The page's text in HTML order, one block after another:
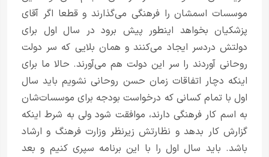
موسسات اسمشان را فرهنگی می‌گذارند و قطعا اگر آقای
پزشکیان بخواهد اینطور پیش برود در سال اول برای
دولتش دردسر ایجاد می‌کنند و همان بلایی که سر دولت
روحانی آوردند را سر این دولت هم می‌آورند. حالا ما برای
اینکه دچار اتفاقات زمان حسن روحانی نشویم باید سال
اول با تمام کسانی که درخواست بودجه برای موسسات‌شان
به اسم کار فرهنگی دارند، موافقت شود ولی به شرط اینکه
گزارش کار بدهد و نظارتش زیرنظر وزارت فرهنگ و ارشاد
باشد. باید سال اول را با این برنامه سپری کنیم و بعد